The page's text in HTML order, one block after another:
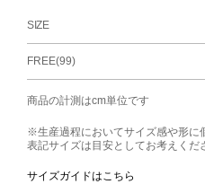
SIZE
FREE(99)
商品の計測はcm単位です
※生産過程においてサイズ感や形に
表記サイズは目安としてお考えくだ
サイズガイドはこちら